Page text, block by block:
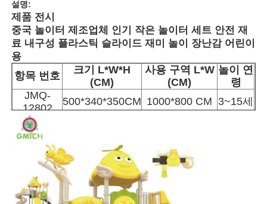
설명:
제품 전시
중국 놀이터 제조업체 인기 작은 놀이터 세트 안전 재
료 내구성 플라스틱 슬라이드 재미 놀이 장난감 어린이
용
항목 번호
크기 L*W*H
(CM)
사용 구역 L*W
(CM)
놀이 연
령
JMQ-
12802
500*340*350CM 1000*800 CM 3~15세